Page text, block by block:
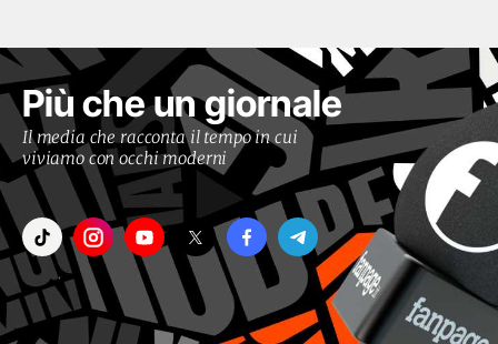
Più che un giornale
Il media che racconta il tempo in cui
viviamo con occhi moderni